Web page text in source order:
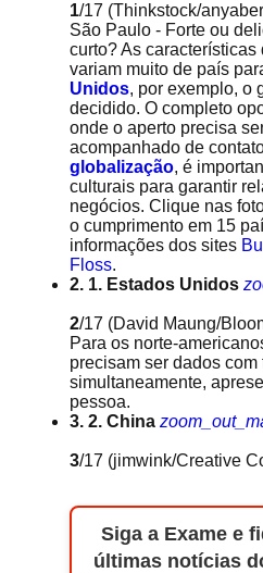
1/17 (Thinkstock/
São Paulo - Forte ou
curto? As
variam muito de país
Unidos, por exemplo, o
decidido. O completo
onde o aperto precisa
acompanhado de
globalização, é
culturais para garantir
negócios. Clique nas
o cumprimento em 15
informações dos sites
Floss.
2. 1. Estados Unidos
2/17 (David Maung/
Para os norte-
precisam ser dados com
simultaneamente,
pessoa.
3. 2. China
3/17 (jimwink/Creative
Siga a Exame e
últimas notícias